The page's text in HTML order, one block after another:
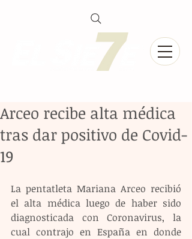
Arceo recibe alta médica
tras dar positivo de Covid-
19
La pentatleta Mariana Arceo recibió
el alta médica luego de haber sido
diagnosticada con Coronavirus, la
cual contrajo en España en donde